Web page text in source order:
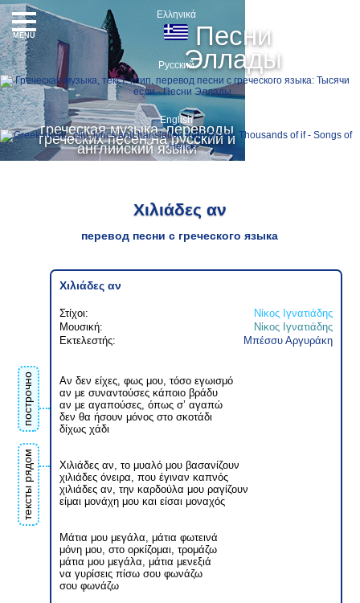
Песни
Эллады
греческая музыка, переводы
греческих песен на русский и
английский языки
Ελληνικά
Русский
English
MENU
Χιλιάδες αν
перевод песни с греческого языка
построчно
тексты рядом
Χιλιάδες αν
Στίχοι:
Νίκος Ιγνατιάδης
Μουσική:
Νίκος Ιγνατιάδης
Εκτελεστής:
Μπέσσυ Αργυράκη
Αν δεν είχες, φως μου, τόσο εγωισμό
αν με συναντούσες κάποιο βράδυ
αν με αγαπούσες, όπως σ’ αγαπώ
δεν θα ήσουν μόνος στο σκοτάδι
δίχως χάδι
Χιλιάδες αν, το μυαλό μου βασανίζουν
χιλιάδες όνειρα, που έγιναν καπνός
χιλιάδες αν, την καρδούλα μου ραγίζουν
είμαι μονάχη μου και είσαι μοναχός
Μάτια μου μεγάλα, μάτια φωτεινά
μόνη μου, στο ορκίζομαι, τρομάζω
μάτια μου μεγάλα, μάτια μενεξιά
να γυρίσεις πίσω σου φωνάζω
σου φωνάζω